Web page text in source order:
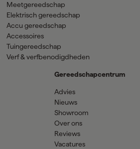
Meetgereedschap
Elektrisch gereedschap
Accu gereedschap
Accessoires
Tuingereedschap
Verf & verfbenodigdheden
Gereedschapcentrum
Advies
Nieuws
Showroom
Over ons
Reviews
Vacatures